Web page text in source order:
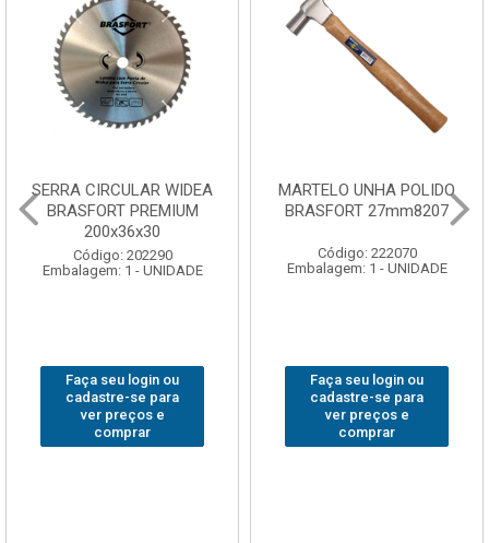
SERRA CIRCULAR WIDEA
BRASFORT PREMIUM
200x36x30
Código: 202290
Embalagem: 1 - UNIDADE
Faça seu login ou
cadastre-se para
ver preços e
comprar
MARTELO UNHA POLIDO
BRASFORT 27mm8207
Código: 222070
Embalagem: 1 - UNIDADE
Faça seu login ou
cadastre-se para
ver preços e
comprar